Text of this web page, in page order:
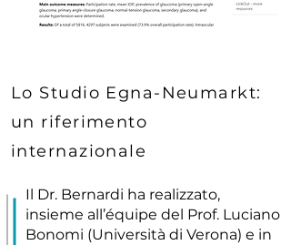
Lo Studio Egna-Neumarkt:
un riferimento
internazionale
Il Dr. Bernardi ha realizzato,
insieme all’équipe del Prof. Luciano
Bonomi (Università di Verona) e in